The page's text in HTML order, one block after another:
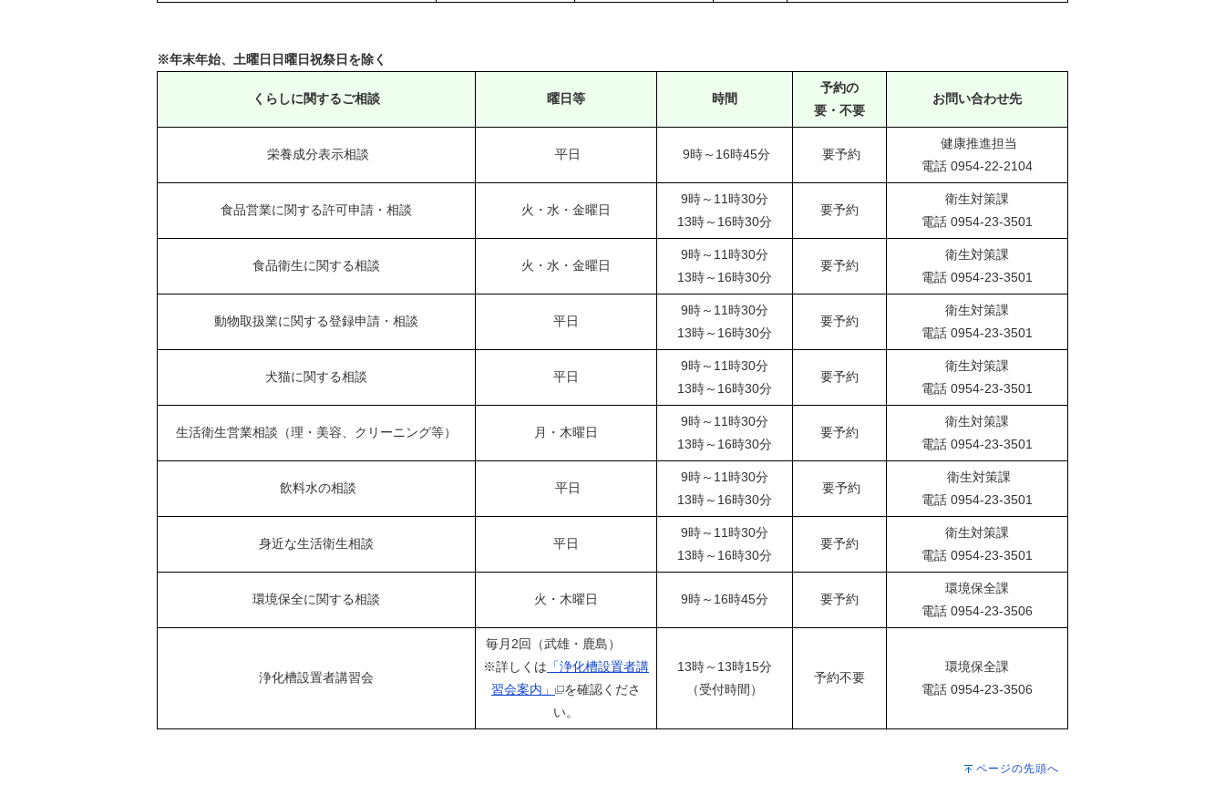
※年末年始、土曜日日曜日祝祭日を除く
くらしに関するご相談 曜日等 時間
予約の
要・不要
お問い合わせ先
栄養成分表示相談 平日 9時～16時45分 要予約
健康推進担当
電話 0954-22-2104
食品営業に関する許可申請・相談 火・水・金曜日
9時～11時30分
13時～16時30分
要予約
衛生対策課
電話 0954-23-3501
食品衛生に関する相談 火・水・金曜日
9時～11時30分
13時～16時30分
要予約
衛生対策課
電話 0954-23-3501
動物取扱業に関する登録申請・相談 平日
9時～11時30分
13時～16時30分
要予約
衛生対策課
電話 0954-23-3501
犬猫に関する相談 平日
9時～11時30分
13時～16時30分
要予約
衛生対策課
電話 0954-23-3501
生活衛生営業相談（理・美容、クリーニング等） 月・木曜日
9時～11時30分
13時～16時30分
要予約
衛生対策課
電話 0954-23-3501
飲料水の相談 平日
9時～11時30分
13時～16時30分
要予約
衛生対策課
電話 0954-23-3501
身近な生活衛生相談 平日
9時～11時30分
13時～16時30分
要予約
衛生対策課
電話 0954-23-3501
環境保全に関する相談 火・木曜日 9時～16時45分 要予約
環境保全課
電話 0954-23-3506
浄化槽設置者講習会
毎月2回（武雄・鹿島）
※詳しくは 「浄化槽設置者講
習会案内」
を確認くださ
い。
13時～13時15分
（受付時間）
予約不要
環境保全課
電話 0954-23-3506
ページの先頭へ